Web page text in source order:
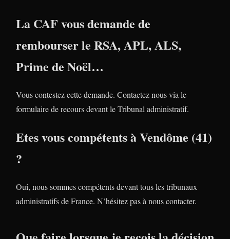
La CAF vous demande de
rembourser le RSA, APL, ALS,
Prime de Noël…
Vous contestez cette demande. Contactez nous via le
formulaire de recours devant le Tribunal administratif.
Etes vous compétents à Vendôme (41)
?
Oui, nous sommes compétents devant tous les tribunaux
administratifs de France. N’hésitez pas à nous contacter.